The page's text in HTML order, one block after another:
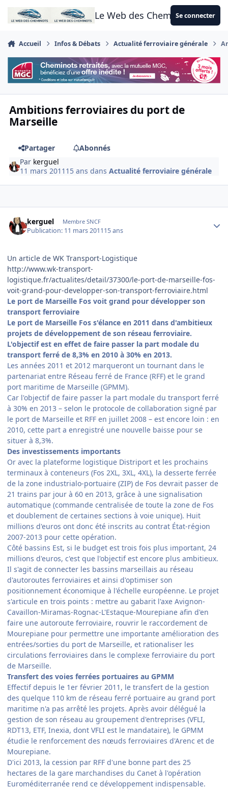
Aller au contenu
Le Web des CheminotsSe connecter
Accueil Infos & Débats Actualité ferroviaire générale
Ambitions ferroviaires du port de
Marseille
Partager
Abonnés
Par kerguel
11 mars 2011 15 ans dansActualité ferroviaire générale
kerguel Membre SNCF
Publication: 11 mars 201115 ans
Un article de WK Transport-Logistique
http://www.wk-transport-
logistique.fr/actualites/detail/37300/le-port-de-marseille-fos-
voit-grand-pour-developper-son-transport-ferroviaire.html
Le port de Marseille Fos voit grand pour développer son
transport ferroviaire
Le port de Marseille Fos s'élance en 2011 dans d'ambitieux
projets de développement de son réseau ferroviaire.
L'objectif est en effet de faire passer la part modale du
transport ferré de 8,3% en 2010 à 30% en 2013.
Les années 2011 et 2012 marqueront un tournant dans le
partenariat entre Réseau ferré de France (RFF) et le grand
port maritime de Marseille (GPMM).
Car l'objectif de faire passer la part modale du transport ferré
à 30% en 2013 – selon le protocole de collaboration signé par
le port de Marseille et RFF en juillet 2008 – est encore loin : en
2010, cette part a enregistré une nouvelle baisse pour se
situer à 8,3%.
Des investissements importants
Or avec la plateforme logistique Distriport et les prochains
terminaux à conteneurs (Fos 2XL, 3XL, 4XL), la desserte ferrée
de la zone industrialo-portuaire (ZIP) de Fos devrait passer de
21 trains par jour à 60 en 2013, grâce à une signalisation
automatique (commande centralisée de toute la zone de Fos
et doublement de certaines sections à voie unique). Huit
millions d'euros ont donc été inscrits au contrat État-région
2007-2013 pour cette opération.
Côté bassins Est, si le budget est trois fois plus important, 24
millions d'euros, c'est que l'objectif est encore plus ambitieux.
Il s'agit de connecter les bassins marseillais au réseau
d'autoroutes ferroviaires et ainsi d'optimiser son
positionnement économique à l'échelle européenne. Le projet
s'articule en trois points : mettre au gabarit l'axe Avignon-
Cavaillon-Miramas-Rognac-L'Estaque-Mourepiane afin d'en
faire une autoroute ferroviaire, rouvrir le raccordement de
Mourepiane pour permettre une importante amélioration des
entrées/sorties du port de Marseille, et rationaliser les
circulations ferroviaires dans le complexe ferroviaire du port
de Marseille.
Transfert des voies ferrées portuaires au GPMM
Effectif depuis le 1er février 2011, le transfert de la gestion
des quelque 110 km de réseau ferré portuaire au grand port
maritime n'a pas arrêté les projets. Après avoir délégué la
gestion de son réseau au groupement d'entreprises (VFLI,
RDT13, ETF, Inexia, dont VFLI est le mandataire), le GPMM
étudie le renforcement des nœuds ferroviaires d'Arenc et de
Mourepiane.
D'ici 2013, la cession par RFF d'une bonne part des 25
hectares de la gare marchandises du Canet à l'opération
Euroméditerranée rend ce développement indispensable.